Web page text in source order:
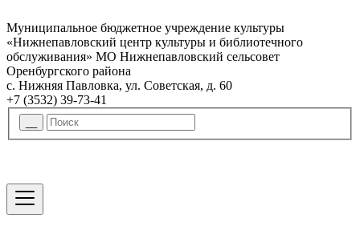
Муниципальное бюджетное учреждение культуры
«Нижнепавловский центр культуры и библиотечного
обслуживания» МО Нижнепавловский сельсовет
Оренбургского района
с. Нижняя Павловка, ул. Советская, д. 60
+7 (3532) 39-73-41